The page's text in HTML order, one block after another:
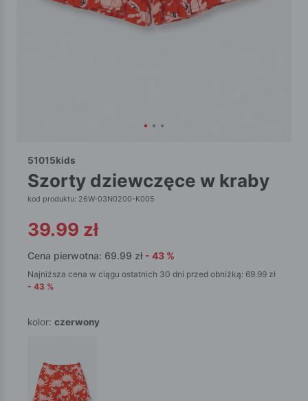
51015kids
szorty dziewczęce w kraby
kod produktu: 26W-03N0200-K005
39.99 zł
Cena pierwotna: 69.99 zł - 43 %
Najniższa cena w ciągu ostatnich 30 dni przed obniżką: 69.99 zł
- 43 %
kolor: czerwony